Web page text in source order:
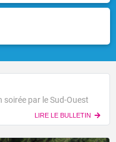
par le Sud-Ouest
LIRE LE BULLETIN